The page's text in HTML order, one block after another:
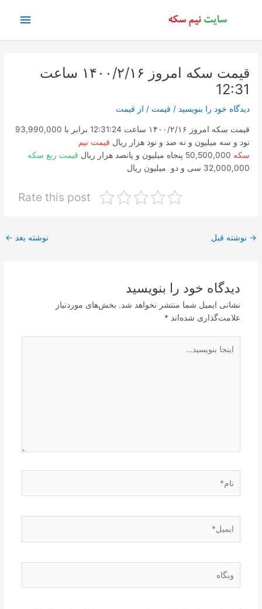
اصلی
قیمت سکه امروز ۱۴۰۰/۲/۱۶ ساعت
12:31
دیدگاه‌ خود را بنویسید / قیمت / از قیمت
قیمت سکه امروز ۱۴۰۰/۲/۱۶ ساعت 12:31:24 برابر با 93,990,000
نود و سه میلیون و نه صد و نود هزار ریال قیمت نیم
سکه 50,500,000 پنجاه میلیون و پانصد هزار ریال
قیمت ربع سکه
32,000,000 سی و دو میلیون ریال
Rate this post
پیمایش
→ نوشته قبل نوشته بعد ←
دیدگاه‌ خود را بنویسید
نشانی ایمیل شما منتشر نخواهد شد. بخش‌های موردنیاز
علامت‌گذاری شده‌اند *
بنویسید…